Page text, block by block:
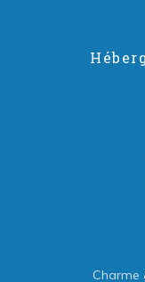
Charme